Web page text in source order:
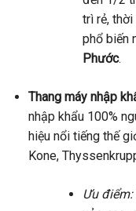
trì rẻ, thời
phổ biến
Phước.
Thang máy nhập
nhập khẩu 100%
hiệu nổi tiếng thế
Kone,
Ưu điểm: